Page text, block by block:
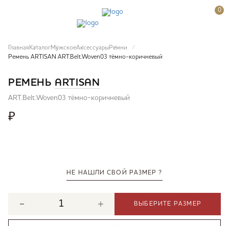
0
Главная КаталогМужскоеАксессуары Ремни
Ремень ARTISAN ART.Belt.Woven03 тёмно-коричневый
РЕМЕНЬ ARTISAN
ART.Belt.Woven03 тёмно-коричневый
₽
НЕ НАШЛИ СВОЙ РАЗМЕР ?
ВЫБЕРИТЕ РАЗМЕР